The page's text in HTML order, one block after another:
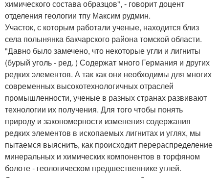
химического состава образцов", - говорит доцент
отделения геологии тпу Максим рудмин.
Участок, с которым работали ученые, находится близ
села полынянка бакчарского района томской области.
"Давно было замечено, что некоторые угли и лигниты
(бурый уголь - ред. ) Содержат много Германия и других
редких элементов. А так как они необходимы для многих
современных высокотехнологичных отраслей
промышленности, ученые в разных странах развивают
технологии их получения. Для того чтобы понять
природу и закономерности изменения содержания
редких элементов в ископаемых лигнитах и углях, мы
пытаемся выяснить, как происходит перераспределение
минеральных и химических компонентов в торфяном
болоте - геологическом предшественнике углей.